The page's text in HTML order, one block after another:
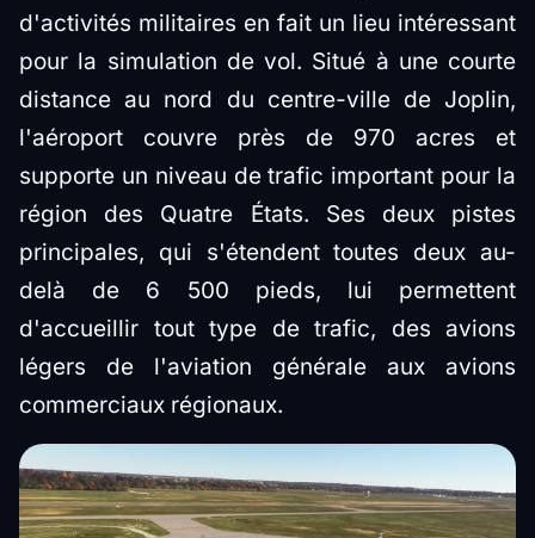
d'activités militaires en fait un lieu intéressant
pour la simulation de vol. Situé à une courte
distance au nord du centre-ville de Joplin,
l'aéroport couvre près de 970 acres et
supporte un niveau de trafic important pour la
région des Quatre États. Ses deux pistes
principales, qui s'étendent toutes deux au-
delà de 6 500 pieds, lui permettent
d'accueillir tout type de trafic, des avions
légers de l'aviation générale aux avions
commerciaux régionaux.